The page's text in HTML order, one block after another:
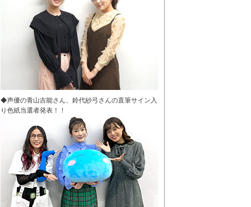
◆声優の青山吉能さん、鈴代紗弓さんの直筆サイン入
り色紙当選者発表！！